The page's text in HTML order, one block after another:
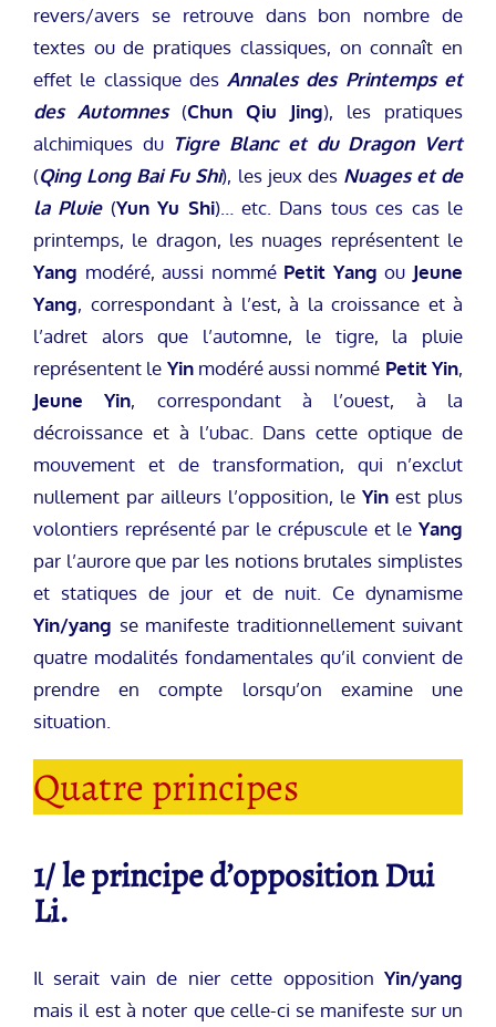
revers/avers se retrouve dans bon nombre de
textes ou de pratiques classiques, on connaît en
effet le classique desAnnales des Printemps et
des Automnes(Chun Qiu Jing), les pratiques
alchimiques du Tigre Blanc et du Dragon Vert
(Qing Long Bai Fu Shi), les jeux des Nuages et de
la Pluie(Yun Yu Shi)… etc. Dans tous ces cas le
printemps, le dragon, les nuages représentent le
Yang modéré, aussi nommé Petit Yang ou Jeune
Yang, correspondant à l’est, à la croissance et à
l’adret alors que l’automne, le tigre, la pluie
représentent le Yinmodéré aussi nommé Petit Yin,
Jeune Yin, correspondant à l’ouest, à la
décroissance et à l’ubac. Dans cette optique de
mouvement et de transformation, qui n’exclut
nullement par ailleurs l’opposition, le Yin est plus
volontiers représenté par le crépuscule et le Yang
par l’aurore que par les notions brutales simplistes
et statiques de jour et de nuit. Ce dynamisme
Yin/yang se manifeste traditionnellement suivant
quatre modalités fondamentales qu’il convient de
prendre en compte lorsqu’on examine une
situation.
Quatre principes
1/ le principe d’opposition Dui
Li.
Il serait vain de nier cette opposition Yin/yang
mais il est à noter que celle-ci se manifeste sur un